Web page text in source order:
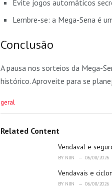
Evite jogos automáticos
Lembre-se: a Mega-Sena é
Conclusão
A pausa nos sorteios da Mega-
histórico. Aproveite para se
C
e
geral
Related Content
Vendaval e
BY N8N 06/08/2026
Vendavais e
BY N8N 06/08/2026